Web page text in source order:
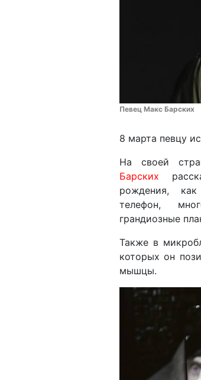
Певец Макс Барских
8 марта певцу
На своей
Барских
рождения,
телефон,
грандиозные
Также в
которых он
мышцы.